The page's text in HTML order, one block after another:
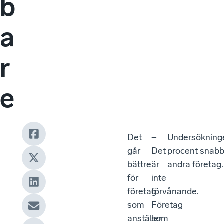
b
a
r
e
Det
går
bättre
för
företag
som
anställer
−
Det
är
inte
förvånande.
Företag
som
procent
andra företag.